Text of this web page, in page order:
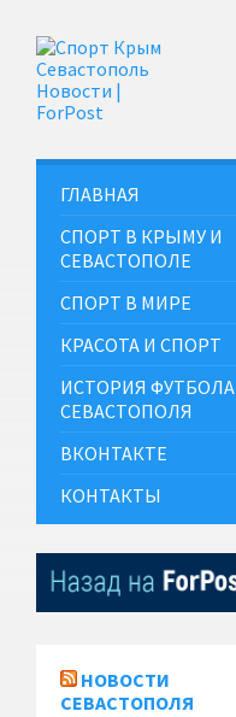
ГЛАВНАЯ
СПОРТ В КРЫМУ И
СЕВАСТОПОЛЕ
СПОРТ В МИРЕ
КРАСОТА И СПОРТ
ИСТОРИЯ ФУТБОЛА
СЕВАСТОПОЛЯ
ВКОНТАКТЕ
КОНТАКТЫ
НОВОСТИ
СЕВАСТОПОЛЯ